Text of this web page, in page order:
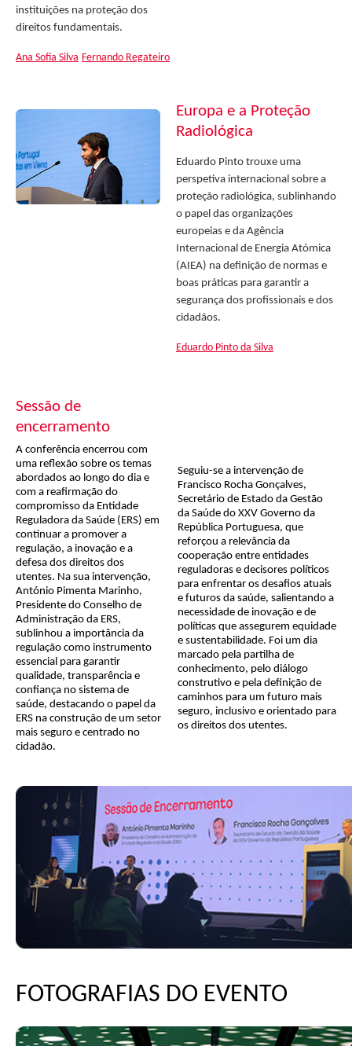
instituições na proteção dos
direitos fundamentais.
Ana Sofia Silva Fernando Regateiro
Europa e a Proteção
Radiológica
Eduardo Pinto trouxe uma
perspetiva internacional sobre a
proteção radiológica, sublinhando
o papel das organizações
europeias e da Agência
Internacional de Energia Atómica
(AIEA) na definição de normas e
boas práticas para garantir a
segurança dos profissionais e dos
cidadãos.
Eduardo Pinto da Silva
Sessão de
encerramento
A conferência encerrou com
uma reflexão sobre os temas
abordados ao longo do dia e
com a reafirmação do
compromisso da Entidade
Reguladora da Saúde (ERS) em
continuar a promover a
regulação, a inovação e a
defesa dos direitos dos
utentes. Na sua intervenção,
António Pimenta Marinho,
Presidente do Conselho de
Administração da ERS,
sublinhou a importância da
regulação como instrumento
essencial para garantir
qualidade, transparência e
confiança no sistema de
saúde, destacando o papel da
ERS na construção de um setor
mais seguro e centrado no
cidadão.
Seguiu-se a intervenção de
Francisco Rocha Gonçalves,
Secretário de Estado da Gestão
da Saúde do XXV Governo da
República Portuguesa, que
reforçou a relevância da
cooperação entre entidades
reguladoras e decisores políticos
para enfrentar os desafios atuais
e futuros da saúde, salientando a
necessidade de inovação e de
políticas que assegurem equidade
e sustentabilidade. Foi um dia
marcado pela partilha de
conhecimento, pelo diálogo
construtivo e pela definição de
caminhos para um futuro mais
seguro, inclusivo e orientado para
os direitos dos utentes.
FOTOGRAFIAS DO EVENTO